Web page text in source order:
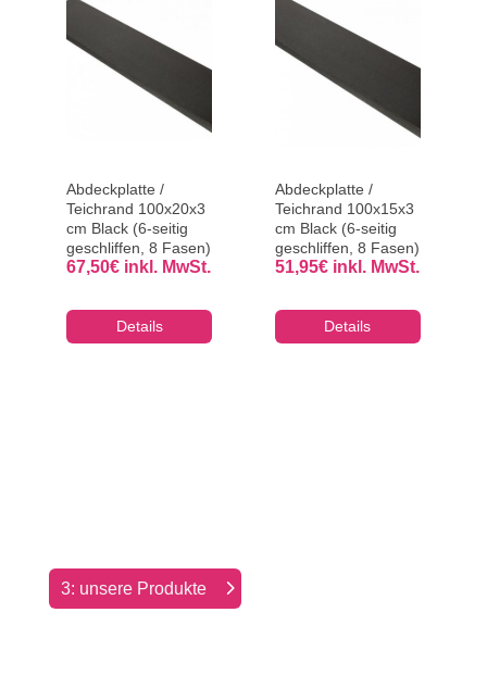
Abdeckplatte /
Teichrand 100x20x3
cm Black (6-seitig
geschliffen, 8 Fasen)
67,50€ inkl. MwSt.
Details
Abdeckplatte /
Teichrand 100x15x3
cm Black (6-seitig
geschliffen, 8 Fasen)
51,95€ inkl. MwSt.
Details
3: unsere Produkte